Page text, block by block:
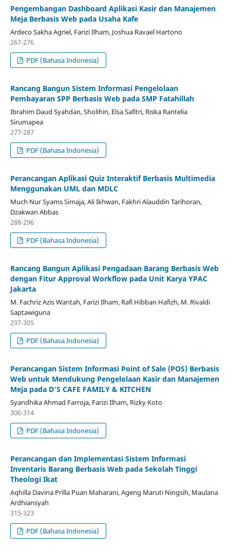
Pengembangan Dashboard Aplikasi Kasir dan Manajemen
Meja Berbasis Web pada Usaha Kafe
Ardeco Sakha Agriel, Farizi Ilham, Joshua Ravael Hartono
267-276
PDF (Bahasa Indonesia)
Rancang Bangun Sistem Informasi Pengelolaan
Pembayaran SPP Berbasis Web pada SMP Fatahillah
Ibrahim Daud Syahdan, Sholihin, Elsa Safitri, Riska Rantelia
Sirumapea
277-287
PDF (Bahasa Indonesia)
Perancangan Aplikasi Quiz Interaktif Berbasis Multimedia
Menggunakan UML dan MDLC
Much Nur Syams Simaja, Ali Ikhwan, Fakhri Alauddin Tarihoran,
Dzakwan Abbas
288-296
PDF (Bahasa Indonesia)
Rancang Bangun Aplikasi Pengadaan Barang Berbasis Web
dengan Fitur Approval Workflow pada Unit Karya YPAC
Jakarta
M. Fachriz Azis Wantah, Farizi Ilham, Rafi Hibban Hafizh, M. Rivaldi
Saptawiguna
297-305
PDF (Bahasa Indonesia)
Perancangan Sistem Informasi Point of Sale (POS) Berbasis
Web untuk Mendukung Pengelolaan Kasir dan Manajemen
Meja pada D'S CAFE FAMILY & KITCHEN
Syandhika Ahmad Farroja, Farizi Ilham, Rizky Koto
306-314
PDF (Bahasa Indonesia)
Perancangan dan Implementasi Sistem Informasi
Inventaris Barang Berbasis Web pada Sekolah Tinggi
Theologi Ikat
Aqhilla Davina Prilla Puan Maharani, Ageng Maruti Ningsih, Maulana
Ardhiansyah
315-323
PDF (Bahasa Indonesia)